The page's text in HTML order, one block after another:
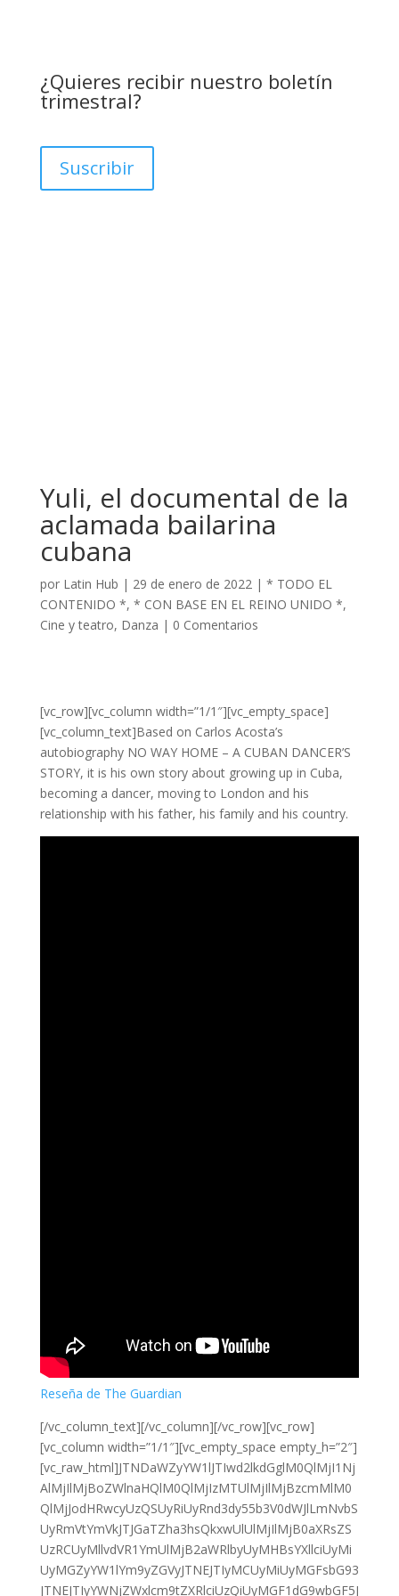
¿Quieres recibir nuestro boletín
trimestral?
Suscribir
Yuli, el documental de la
aclamada bailarina
cubana
por Latin Hub | 29 de enero de 2022| * TODO EL
CONTENIDO *, * CON BASE EN EL REINO UNIDO *,
Cine y teatro, Danza | 0 Comentarios
[vc_row][vc_column width=”1/1″][vc_empty_space]
[vc_column_text]Based on Carlos Acosta’s
autobiography NO WAY HOME – A CUBAN DANCER’S
STORY, it is his own story about growing up in Cuba,
becoming a dancer, moving to London and his
relationship with his father, his family and his country.
Reseña de The Guardian
[/vc_column_text][/vc_column][/vc_row][vc_row]
[vc_column width=”1/1″][vc_empty_space empty_h=”2″]
[vc_raw_html]JTNDaWZyYW1lJTIwd2lkdGglM0QlMjI1Nj
AlMjIlMjBoZWlnaHQlM0QlMjIzMTUlMjIlMjBzcmMlM0
QlMjJodHRwcyUzQSUyRiUyRnd3dy55b3V0dWJlLmNvbS
UyRmVtYmVkJTJGaTZha3hsQkxwUlUlMjIlMjB0aXRsZS
UzRCUyMllvdVR1YmUlMjB2aWRlbyUyMHBsYXllciUyMi
UyMGZyYW1lYm9yZGVyJTNEJTIyMCUyMiUyMGFsbG93
JTNEJTIyYWNjZWxlcm9tZXRlciUzQiUyMGF1dG9wbGF5J